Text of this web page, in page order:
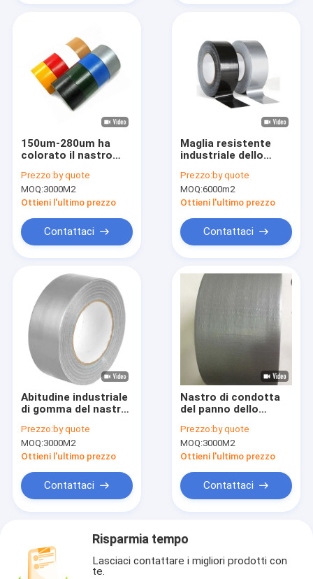
150um-280um ha
colorato il nastro
dell'imballaggio di
sigillamento del
nastro di condotta
Prezzo:by quote
MOQ:3000M2
Ottieni l'ultimo prezzo
Contattaci
Maglia resistente
industriale dello
nastro di condotta
del panno
Prezzo:by quote
MOQ:6000m2
Ottieni l'ultimo prezzo
Contattaci
Abitudine industriale
di gomma del nastro
nastro del panno di
adesione dell'alta
colata calda adesiva
Prezzo:by quote
MOQ:3000M2
Ottieni l'ultimo prezzo
Contattaci
Nastro di condotta
del panno dello
Prezzo:by quote
MOQ:3000M2
Ottieni l'ultimo prezzo
Contattaci
Risparmia tempo
Lasciaci contattare i migliori prodotti con
te.